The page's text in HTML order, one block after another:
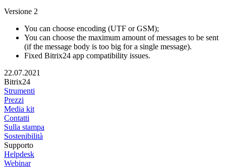
Versione 2
You can choose encoding (UTF or GSM);
You can choose the maximum amount of messages to be sent
(if the message body is too big for a single message).
Fixed Bitrix24 app compatibility issues.
22.07.2021
Bitrix24
Strumenti
Prezzi
Media kit
Contatti
Sulla stampa
Sostenibilità
Supporto
Helpdesk
Webinar